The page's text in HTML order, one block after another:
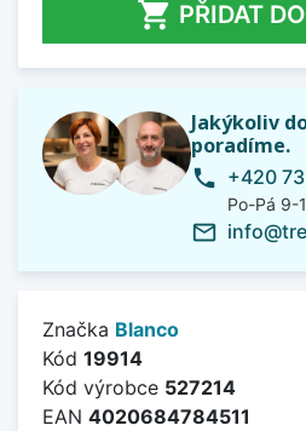
 PŘIDAT
Jakýkoliv
poradíme.
phone +420
Po-Pá 9-
mail_outline
Značka Blanco
Kód 19914
Kód výrobce 527214
EAN 4020684784511